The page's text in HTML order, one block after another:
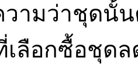
ามว่าชุดนั้น
ลือกซื้อชุด